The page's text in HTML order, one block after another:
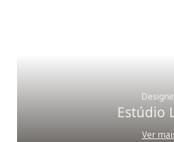
Estúdio
Ver